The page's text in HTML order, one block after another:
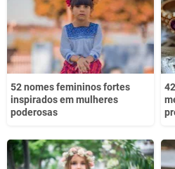
Outro
52 nomes femininos fortes
inspirados em mulheres
poderosas